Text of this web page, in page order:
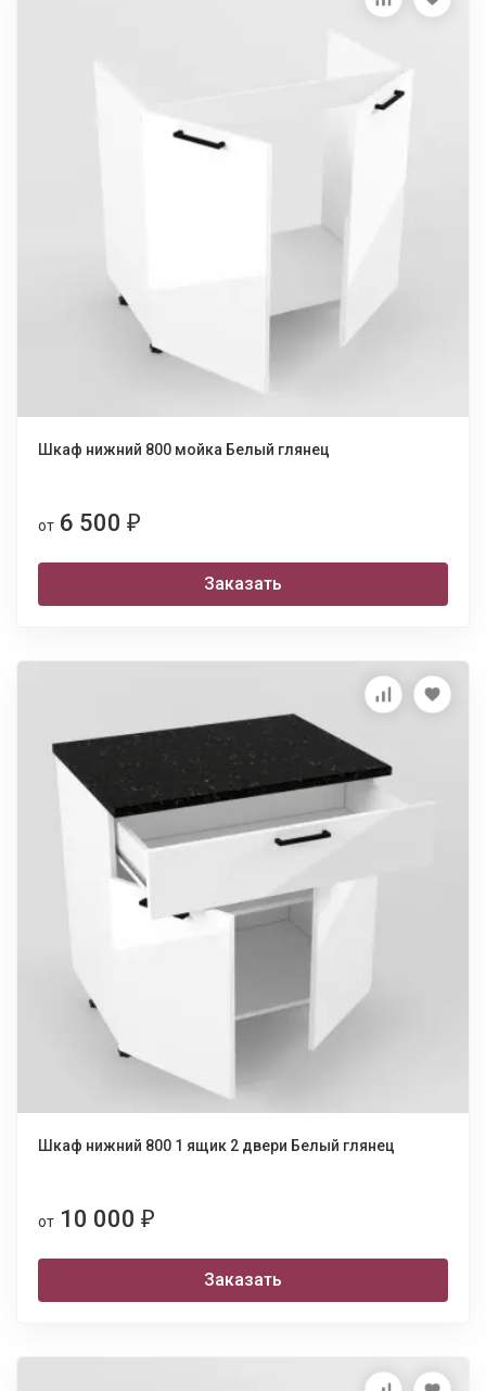
Шкаф нижний 800 мойка Белый глянец
от 6 500 ₽
Заказать
Шкаф нижний 800 1 ящик 2 двери Белый глянец
от 10 000 ₽
Заказать